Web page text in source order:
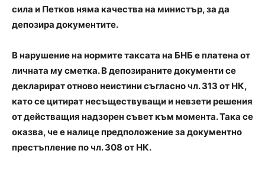
сила и Петков няма качества на министър, за да
депозира документите.
В нарушение на нормите таксата на БНБ е платена от
личната му сметка. В депозираните документи се
декларират отново неистини съгласно чл. 313 от НК,
като се цитират несъществуващи и невзети решения
от действащия надзорен съвет към момента. Така се
оказва, че е налице предположение за документно
престъпление по чл. 308 от НК.